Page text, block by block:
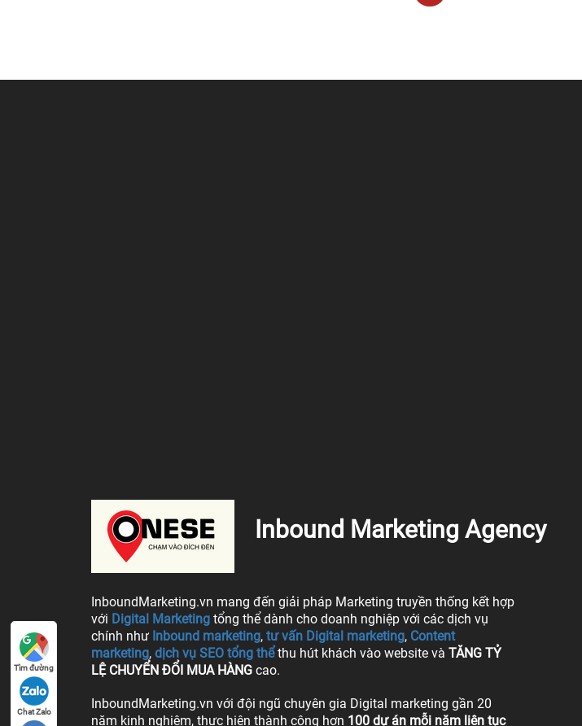
Inbound Marketing Agency
InboundMarketing.vn mang đến giải pháp Marketing truyền thống kết hợp
với Digital Marketing tổng thể dành cho doanh nghiệp với các dịch vụ
chính như Inbound marketing, tư vấn Digital marketing, Content
marketing, dịch vụ SEO tổng thể thu hút khách vào website và TĂNG TỶ
LỆ CHUYỂN ĐỔI MUA HÀNG cao.
InboundMarketing.vn với đội ngũ chuyên gia Digital marketing gần 20
năm kinh nghiệm, thực hiện thành công hơn 100 dự án mỗi năm liên tục
Tìm đường
Chat Zalo